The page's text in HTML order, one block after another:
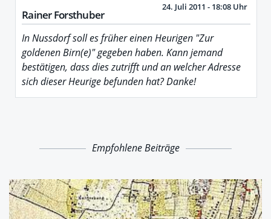
Rainer Forsthuber
24. Juli 2011 - 18:08 Uhr
In Nussdorf soll es früher einen Heurigen "Zur
goldenen Birn(e)" gegeben haben. Kann jemand
bestätigen, dass dies zutrifft und an welcher Adresse
sich dieser Heurige befunden hat? Danke!
Empfohlene Beiträge